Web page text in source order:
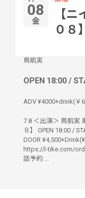
08
金
【
０８】
鳥肌実
OPEN 18:00 /
ADV ¥4000+drink(￥
7.8 ＜出演＞ 鳥肌実
８】 OPEN 18:00 /
DOOR
https://l-tike.com/
話予約 ...